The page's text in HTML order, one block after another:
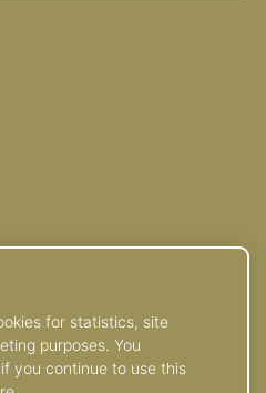
for statistics, site
purposes. You
you continue to use this